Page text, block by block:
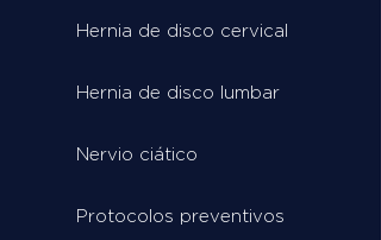
Hernia de disco cervical
Hernia de disco lumbar
Nervio ciático
Protocolos preventivos